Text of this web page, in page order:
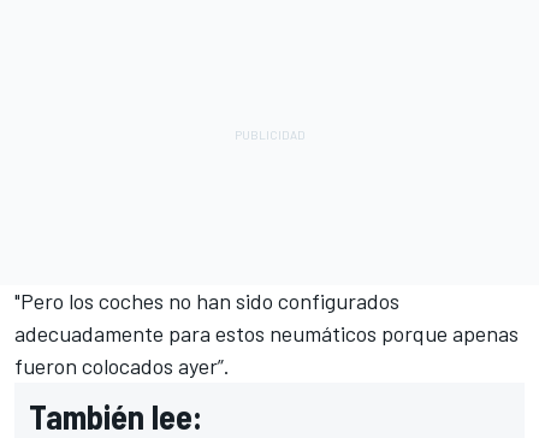
"Pero los coches no han sido configurados
adecuadamente para estos neumáticos porque apenas
fueron colocados ayer”.
También lee: